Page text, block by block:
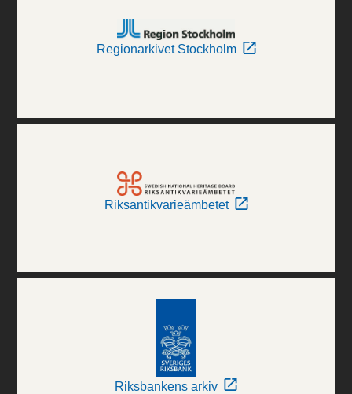
Regionarkivet Stockholm
Riksantikvarieämbetet
Riksbankens arkiv